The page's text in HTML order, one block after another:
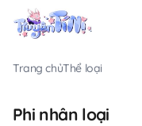
Trang chủThể loại
Phi nhân loại